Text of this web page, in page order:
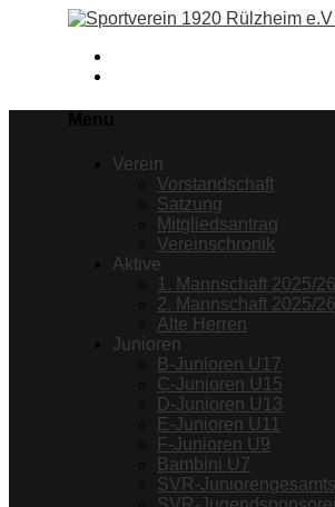
Verein
Vorstandschaft
Satzung
Mitgliedsantrag
Vereinschronik
Aktive
1. Mannschaft 2025/26
2. Mannschaft 2025/26
Alte Herren
Junioren
B-Junioren U17
C-Junioren U15
D-Junioren U13
E-Junioren U11
F-Junioren U9
Bambini U7
SVR-